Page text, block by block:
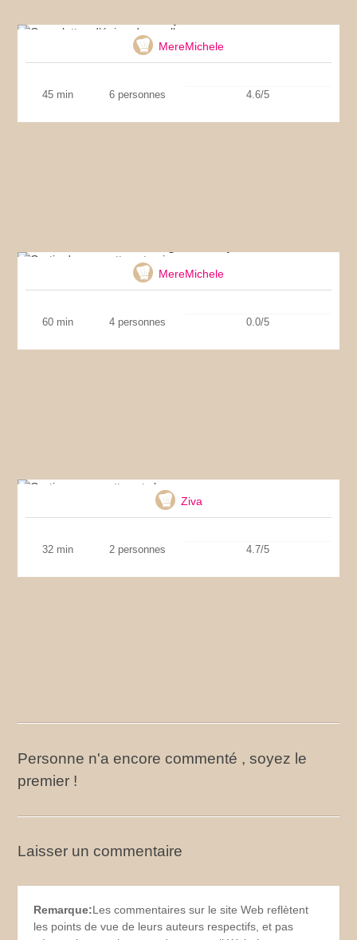
MereMichele
45 min 6 personnes 4.6/5
MereMichele
60 min 4 personnes 0.0/5
Ziva
32 min 2 personnes 4.7/5
Personne n'a encore commenté , soyez le
premier !
Laisser un commentaire
Remarque:Les commentaires sur le site Web reflètent
les points de vue de leurs auteurs respectifs, et pas